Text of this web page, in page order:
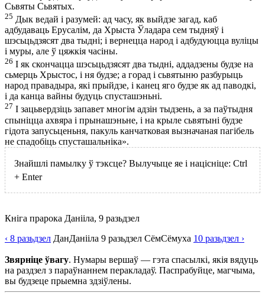
Сьвяты Сьвятых.
25 Дык ведай і разумей: ад часу, як выйдзе загад, каб
адбудаваць Ерусалім, да Хрыста Ўладара сем тыдняў і
шэсьцьдзясят два тыдні; і вернецца народ і адбудуюцца вуліцы
і муры, але ў цяжкія часіны.
26 І як скончацца шэсьцьдзясят два тыдні, аддадзены будзе на
сьмерць Хрыстос, і ня будзе; а горад і сьвятыню разбурыць
народ правадыра, які прыйдзе, і канец яго будзе як ад паводкі,
і да канца вайны будуць спусташэньні.
27 І зацьвердзіць запавет многім адзін тыдзень, а за паўтыдня
спыніцца ахвяра і прынашэньне, і на крыле сьвятыні будзе
гідота запусьценьня, пакуль канчатковая вызначаная пагібель
не спадобіць спусташальніка».
Знайшлі памылку ў тэксце? Вылучыце яе і націсніце: Ctrl
+ Enter
Кніга прарока Данііла, 9 разьдзел
‹ 8 разьдзел ДанДанііла 9 разьдзел СёмСёмуха 10 разьдзел ›
Звярніце ўвагу. Нумары вершаў — гэта спасылкі, якія вядуць
на раздзел з параўнаннем перакладаў. Паспрабуйце, магчыма,
вы будзеце прыемна здзіўлены.